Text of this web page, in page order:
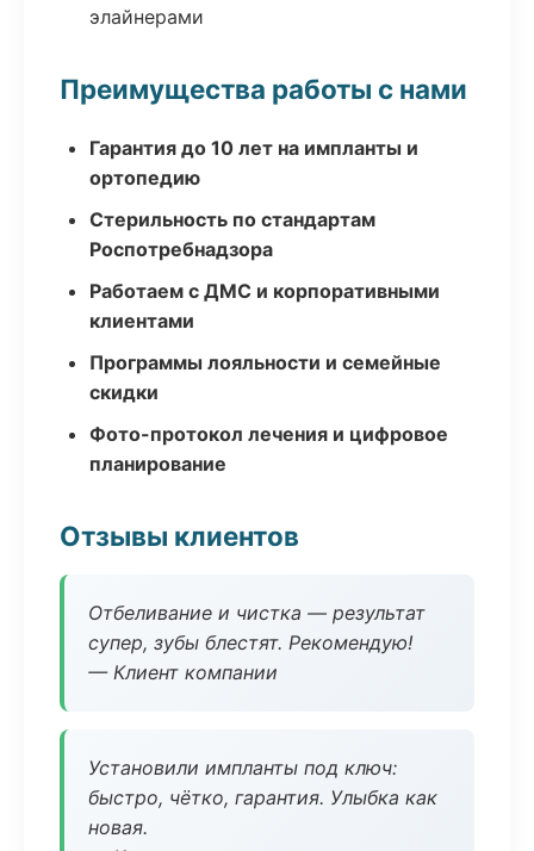
элайнерами
Преимущества работы с нами
Гарантия до 10 лет на импланты и
ортопедию
Стерильность по стандартам
Роспотребнадзора
Работаем с ДМС и корпоративными
клиентами
Программы лояльности и семейные
скидки
Фото-протокол лечения и цифровое
планирование
Отзывы клиентов
Отбеливание и чистка — результат
супер, зубы блестят. Рекомендую!
— Клиент компании
Установили импланты под ключ:
быстро, чётко, гарантия. Улыбка как
новая.